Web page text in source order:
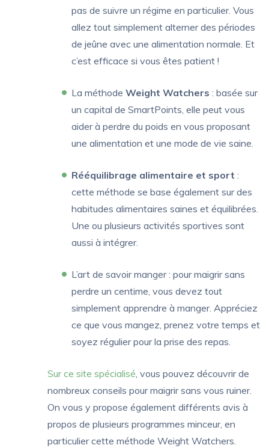
pas de suivre un régime en particulier. Vous
allez tout simplement alterner des périodes
de jeûne avec une alimentation normale. Et
c’est efficace si vous êtes patient !
La méthode Weight Watchers : basée sur
un capital de SmartPoints, elle peut vous
aider à perdre du poids en vous proposant
une alimentation et une mode de vie saine.
Rééquilibrage alimentaire et sport :
cette méthode se base également sur des
habitudes alimentaires saines et équilibrées.
Une ou plusieurs activités sportives sont
aussi à intégrer.
L’art de savoir manger : pour maigrir sans
perdre un centime, vous devez tout
simplement apprendre à manger. Appréciez
ce que vous mangez, prenez votre temps et
soyez régulier pour la prise des repas.
Sur ce site spécialisé, vous pouvez découvrir de
nombreux conseils pour maigrir sans vous ruiner.
On vous y propose également différents avis à
propos de plusieurs programmes minceur, en
particulier cette méthode Weight Watchers.